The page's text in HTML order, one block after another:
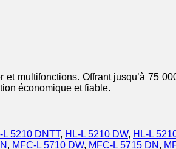
multifonctions. Offrant jusqu’à 75
économique et fiable.
L 5210 DNTT, HL-L 5210 DW, HL-L
, MFC-L 5710 DW, MFC-L 5715 DN ,